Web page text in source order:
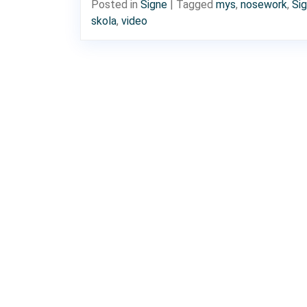
Posted in Signe | Tagged mys, nosework,
skola, video